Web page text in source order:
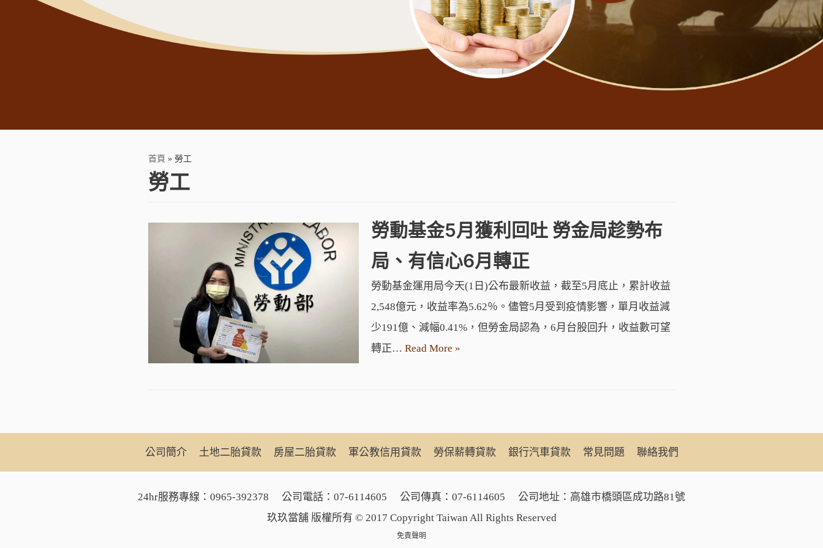
首頁 » 勞工
勞工
勞動基金5月獲利回吐 勞金局趁勢布
局、有信心6月轉正
勞動基金運用局今天(1日)公布最新收益，截至5月底止，累計收益
2,548億元，收益率為5.62％。儘管5月受到疫情影響，單月收益減
少191億、減幅0.41%，但勞金局認為，6月台股回升，收益數可望
轉正…Read More »
公司簡介 土地二胎貸款 房屋二胎貸款 軍公教信用貸款 勞保薪轉貸款 銀行汽車貸款 常見問題 聯絡我們
24hr服務專線： 0965-392378 公司電話： 07-6114605 公司傳真：07-6114605
公司地址：高雄市橋頭區成功路81號
玖玖當舖 版權所有 © 2017 Copyright Taiwan All Rights Reserved
免責聲明